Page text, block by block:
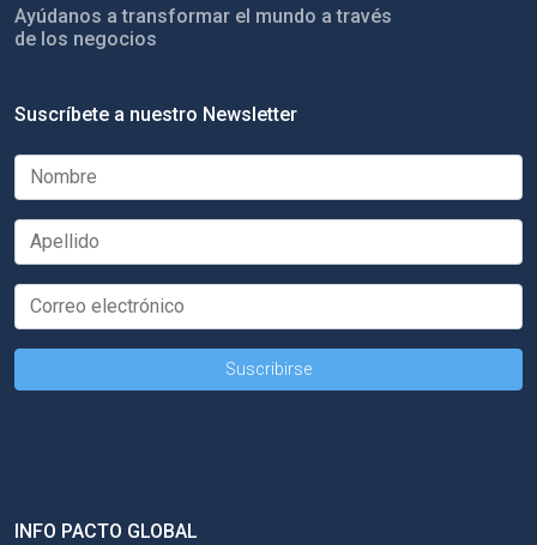
Ayúdanos a transformar el mundo a través
de los negocios
Suscríbete a nuestro Newsletter
INFO PACTO GLOBAL